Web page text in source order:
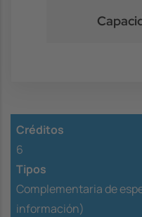
Créditos
6
Tipos
Complementaria de
información)